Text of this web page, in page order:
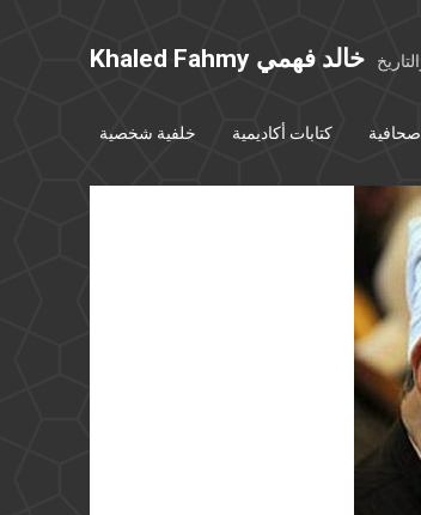
Khaled Fahmy خالد فهمي
خلفية شخصية كتابات أكاديمية